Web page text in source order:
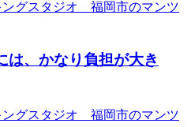
は、かなり負担が大き